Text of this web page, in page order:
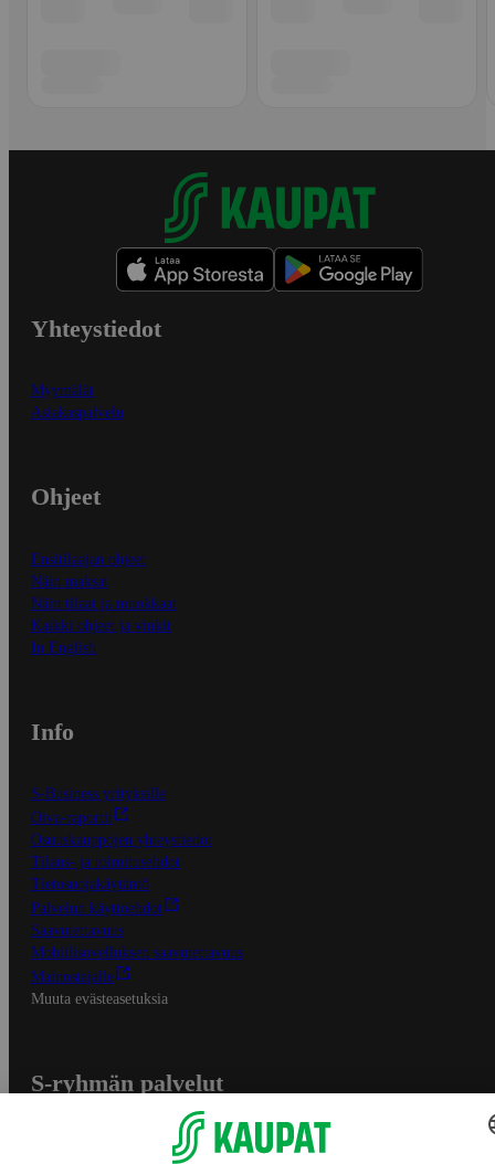
Yhteystiedot
Myymälät
Asiakaspalvelu
Ohjeet
Ensitilaajan ohjeet
Näin maksat
Näin tilaat ja muokkaat
Kaikki ohjeet ja vinkit
In English
Info
S-Business yrityksille
Oiva-raportit
Osuuskauppojen yhteystiedot
Tilaus- ja toimitusehdot
Tietosuojakäytäntö
Palvelun käyttöehdot
Saavutettavuus
Mobiilisovelluksen saavutettavuus
Mainostajalle
Muuta evästeasetuksia
S-ryhmän palvelut